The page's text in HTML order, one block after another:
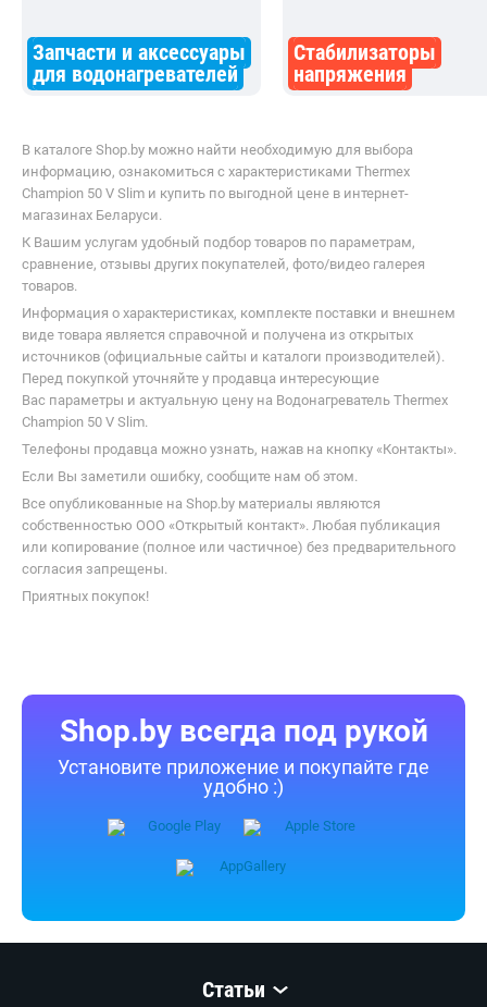
Запчасти и аксессуары
для водонагревателей
Стабилизаторы
напряжения
В каталоге Shop.by можно найти необходимую для выбора
информацию, ознакомиться с характеристиками Thermex
Champion 50 V Slim и купить по выгодной цене в интернет-
магазинах Беларуси.
К Вашим услугам удобный подбор товаров по параметрам,
сравнение, отзывы других покупателей, фото/видео галерея
товаров.
Информация о характеристиках, комплекте поставки и внешнем
виде товара является справочной и получена из открытых
источников (официальные сайты и каталоги производителей).
Перед покупкой уточняйте у продавца интересующие
Вас параметры и актуальную цену на Водонагреватель Thermex
Champion 50 V Slim.
Телефоны продавца можно узнать, нажав на кнопку «Контакты».
Если Вы заметили ошибку, сообщите нам об этом.
Все опубликованные на Shop.by материалы являются
собственностью ООО «Открытый контакт». Любая публикация
или копирование (полное или частичное) без предварительного
согласия запрещены.
Приятных покупок!
Shop.by всегда под рукой
Установите приложение и покупайте где
удобно :)
Статьи